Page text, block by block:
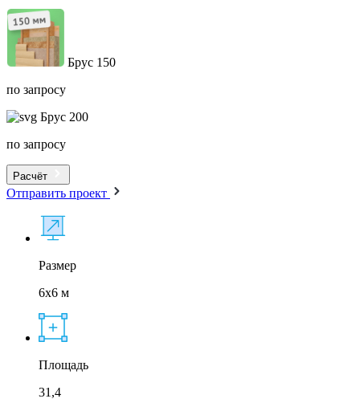
Брус 150
по запросу
Брус 200
по запросу
Расчёт
Отправить проект
Размер
6x6 м
Площадь
31,4